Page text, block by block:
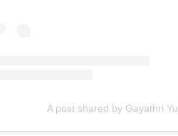
A post shared by Gayathri